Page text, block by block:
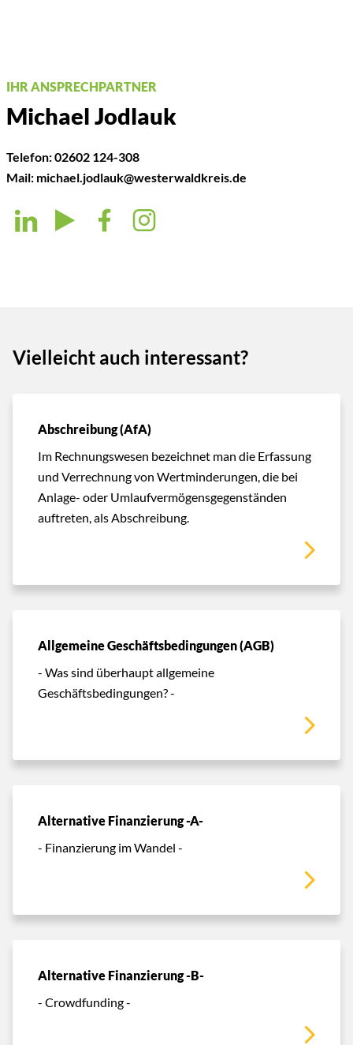
IHR ANSPRECHPARTNER
Michael Jodlauk
Telefon:02602 124-308
Mail: michael.jodlauk@westerwaldkreis.de
Vielleicht auch interessant?
Abschreibung (AfA)
Im Rechnungswesen bezeichnet man die Erfassung
und Verrechnung von Wertminderungen, die bei
Anlage- oder Umlaufvermögensgegenständen
auftreten, als Abschreibung.
Allgemeine Geschäftsbedingungen (AGB)
- Was sind überhaupt allgemeine
Geschäftsbedingungen? -
Alternative Finanzierung -A-
- Finanzierung im Wandel -
Alternative Finanzierung -B-
- Crowdfunding -